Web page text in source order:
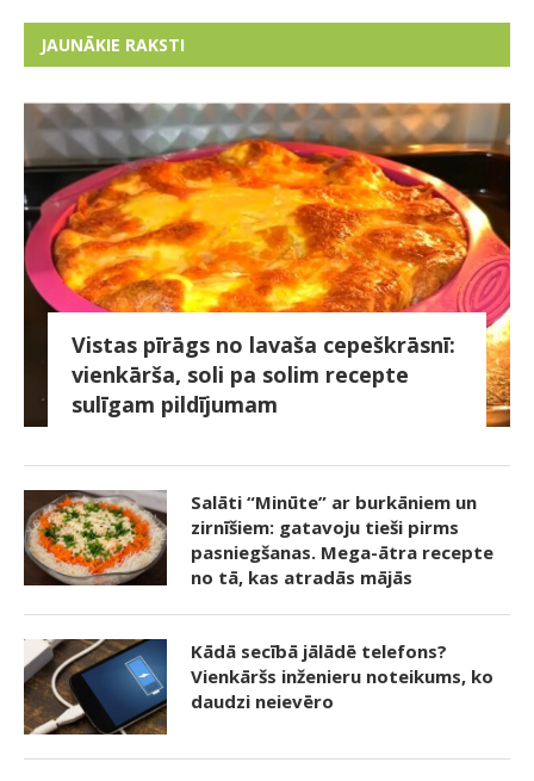
JAUNĀKIE RAKSTI
Vistas pīrāgs no lavaša cepeškrāsnī:
vienkārša, soli pa solim recepte
sulīgam pildījumam
Salāti “Minūte” ar burkāniem un
zirnīšiem: gatavoju tieši pirms
pasniegšanas. Mega-ātra recepte
no tā, kas atradās mājās
Kādā secībā jālādē telefons?
Vienkāršs inženieru noteikums, ko
daudzi neievēro